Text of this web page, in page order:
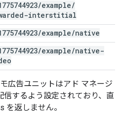
/example/
interstitial
/example/native
/example/native-
広告ユニットはアド マネージ
信するよう設定されており、直
を返しません。